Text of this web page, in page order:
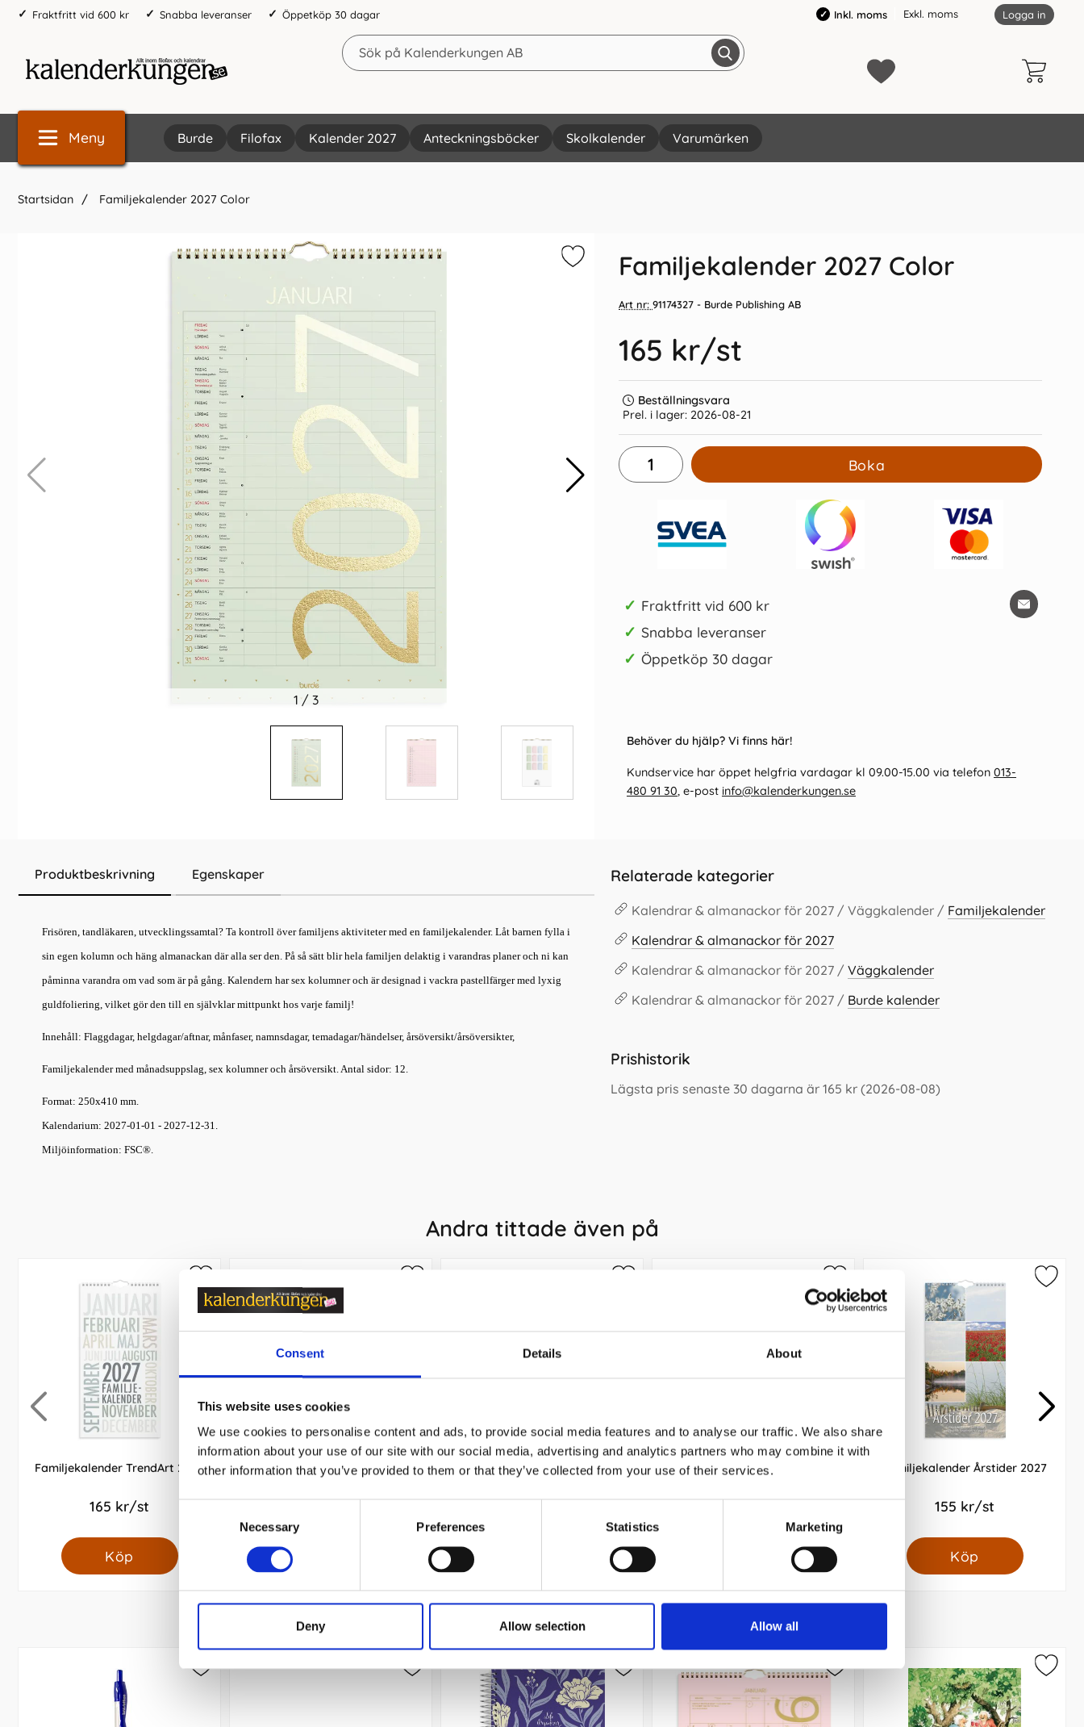
Consent Details About
This website uses cookies
We use cookies to personalise content and ads, to provide social media features and to analyse our traffic. We also share
information about your use of our site with our social media, advertising and analytics partners who may combine it with
other information that you’ve provided to them or that they’ve collected from your use of their services.
Necessary Preferences Statistics Marketing
Deny Allow selection Allow all
Fraktfritt vid 600 kr Snabba leveranser Öppetköp 30 dagar Inkl. moms Exkl. moms Logga in
Meny Burde Filofax Kalender 2027 Anteckningsböcker Skolkalender Varumärken
Startsidan Familjekalender 2027 Color
Vi rekommenderar
Indexflikar och Frixion clicker svart Kulpenna Frixion Clicker grön
39 kr/st
Köp
Kulpenna Office 0,7 Röd
29 kr/st
1 / 3
Familjekalender 2027 Color
Art nr: 91174327 - Burde Publishing AB
165 kr/st
Beställningsvara
Prel. i lager: 2026-08-21
Boka
✓ Fraktfritt vid 600 kr
✓ Snabba leveranser
✓ Öppetköp 30 dagar
Behöver du hjälp? Vi finns här!
Kundservice har öppet helgfria vardagar kl 09.00-15.00 via telefon 013-
480 91 30, e-post info@kalenderkungen.se
Produktbeskrivning Egenskaper
Frisören, tandläkaren, utvecklingssamtal? Ta kontroll över familjens aktiviteter med en familjekalender. Låt barnen fylla i
sin egen kolumn och häng almanackan där alla ser den. På så sätt blir hela familjen delaktig i varandras planer och ni kan
påminna varandra om vad som är på gång. Kalendern har sex kolumner och är designad i vackra pastellfärger med lyxig
guldfoliering, vilket gör den till en självklar mittpunkt hos varje familj!
Innehåll: Flaggdagar, helgdagar/aftnar, månfaser, namnsdagar, temadagar/händelser, årsöversikt/årsöversikter,
Familjekalender med månadsuppslag, sex kolumner och årsöversikt. Antal sidor: 12.
Format: 250x410 mm.
Kalendarium: 2027-01-01 - 2027-12-31.
Miljöinformation: FSC®.
Relaterade kategorier
Kalendrar & almanackor för 2027 / Väggkalender / Familjekalender
Kalendrar & almanackor för 2027
Kalendrar & almanackor för 2027 / Väggkalender
Kalendrar & almanackor för 2027 / Burde kalender
Prishistorik
Lägsta pris senaste 30 dagarna är 165 kr (2026-08-08)
Andra tittade även på
Familjekalender TrendArt 2027
165 kr/st
Köp
Familjekalender Color Blocking
Familjekalender Praktisk 2027 Familjekalender Sagoskog 2027 Familjekalender Årstider 2027
155 kr/st
Köp
Andra köpte även